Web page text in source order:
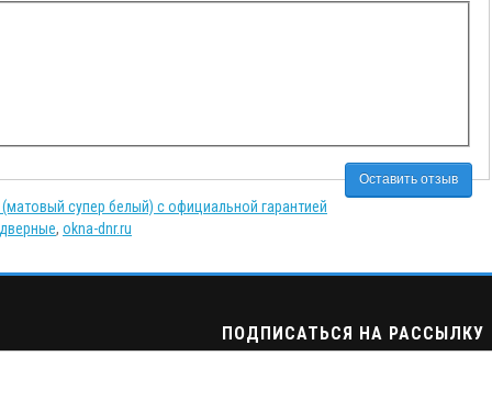
Оставить отзыв
(матовый супер белый) с официальной гарантией
, okna-dnr.ru
ПОДПИСАТЬСЯ НА РАССЫЛКУ